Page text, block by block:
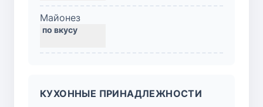
Майонез
КУХОННЫЕ ПРИНАДЛЕЖНОСТИ